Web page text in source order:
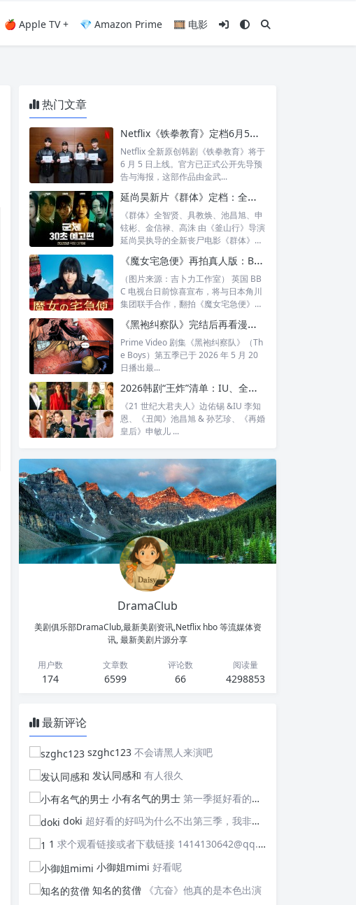
🍎 Apple TV + 💎 Amazon Prime 🎞️ 电影
热门文章
Netflix《铁拳教育》定档6月5日：金武烈、李星民集结出击，这次要用铁腕重整失控校园
Netflix 全新原创韩剧《铁拳教育》将于
6 月 5 日上线。官方已正式公开先导预
告与海报，这部作品由金武...
延尚昊新片《群体》定档：全智贤时隔11年回归大银幕，池昌旭、具教焕联手闯丧尸危机
《群体》全智贤、具教焕、池昌旭、申
铉彬、金信禄、高洙 由《釜山行》导演
延尚昊执导的全新丧尸电影《群体》正
《魔女宅急便》再拍真人版：BBC 联手角川打造“英国版”剧集
（图片来源：吉卜力工作室） 英国 BB
C 电视台日前惊喜宣布，将与日本角川
集团联手合作，翻拍《魔女宅急便》的
《黑袍纠察队》完结后再看漫画结局：护国超人之死，比剧版残酷得多
Prime Video 剧集《黑袍纠察队》（Th
e Boys）第五季已于 2026 年 5 月 20
日播出最...
2026韩剧“王炸”清单：IU、全智贤、宋慧乔领衔回归，30对神仙CP谁最让你心动？
《21 世纪大君夫人》边佑锡 &IU 李知
恩、《丑闻》池昌旭 & 孙艺珍、《再婚
皇后》申敏儿 ...
DramaClub
美剧俱乐部DramaClub,最新美剧资讯,Netflix hbo 等流媒体资
讯, 最新美剧片源分享
用户数
174
文章数
6599
评论数
66
阅读量
4298853
最新评论
szghc123 不会请黑人来演吧
发认同感和 有人很久
小有名气的男士 第一季挺好看的，天天等着更新，应该接着拍第二季，这个剧情拍个四季应该是没有问题的，期待
doki 超好看的好吗为什么不出第三季，我非常喜欢这部剧
1 求个观看链接或者下载链接 1414130642@qq.com
小御姐mimi 好看呢
知名的贫僧
《亢奋》他真的是本色出演